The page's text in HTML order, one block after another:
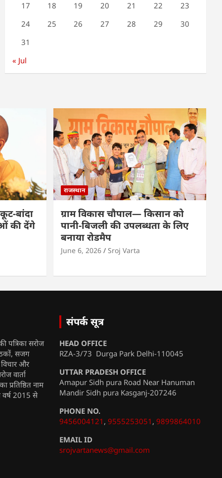
17
18 19 20 21 22
23
24
25 26 27 28 29
30
31
« Jul
बांदा
की देंगे
राजस्थान
ग्राम विकास चौपाल— किसान को
पानी-बिजली की उपलब्धता के लिए
बनाया रोडमैप
June 6, 2026 Sroj Varta
पत्रिका सरोज
सजग
और
वार्ता
नाम
वर्ष 2015 से
संपर्क सूत्र
HEAD OFFICE
RZA-3/73 Durga Park Delhi-110045
UTTAR PRADESH OFFICE
Amapur Sidh pura Road Near Hanuman
Mandir Sidh pura Kasganj-207246
PHONE NO.
9456004121 , 9555253051 , 9899864010
EMAIL ID
srojvartanews@gmail.com